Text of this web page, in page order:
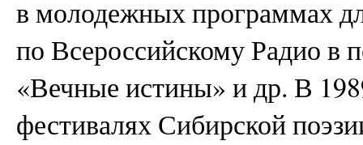
в молодежных программах
по Всероссийскому Радио в
«Вечные истины» и др. В
фестивалях Сибирской